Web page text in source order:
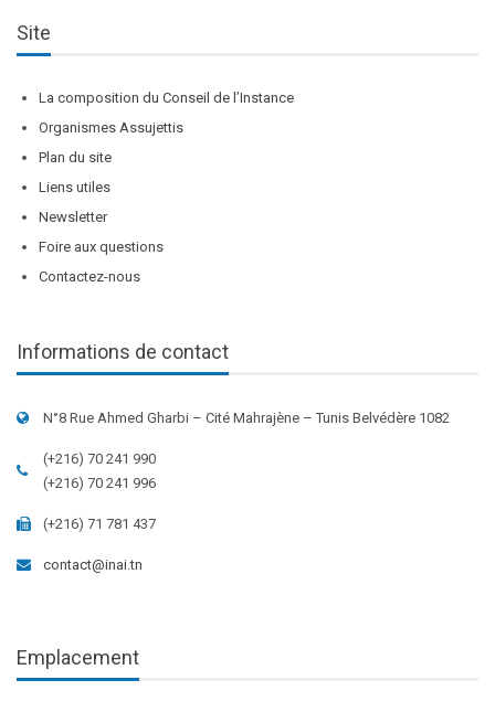
Site
La composition du Conseil de l’Instance
Organismes Assujettis
Plan du site
Liens utiles
Newsletter
Foire aux questions
Contactez-nous
Informations de contact
N°8 Rue Ahmed Gharbi – Cité Mahrajène – Tunis Belvédère 1082
(+216) 70 241 990
(+216) 70 241 996
(+216) 71 781 437
contact@inai.tn
Emplacement